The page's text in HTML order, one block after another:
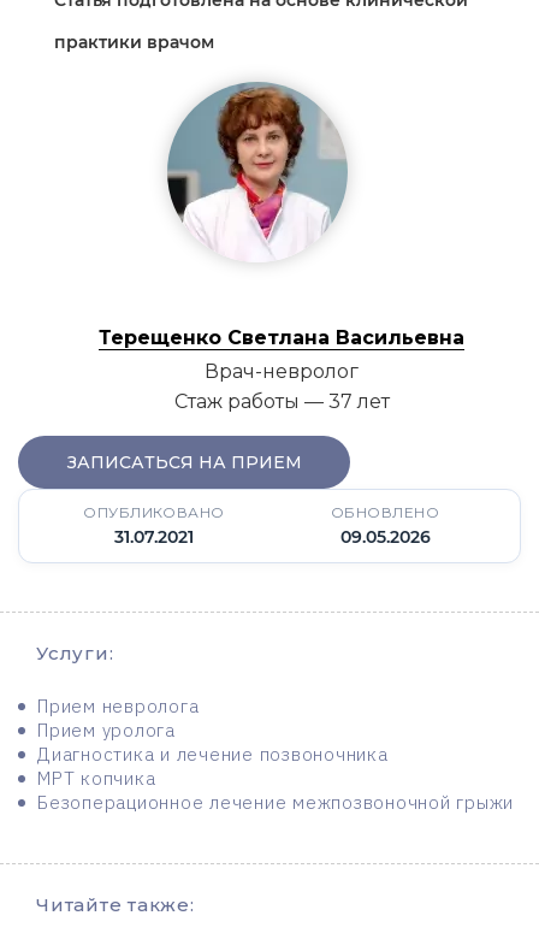
практики врачом
Терещенко Светлана Васильевна
Врач-невролог
Стаж работы — 37 лет
ЗАПИСАТЬСЯ НА ПРИЕМ
ОПУБЛИКОВАНО
31.07.2021
ОБНОВЛЕНО
09.05.2026
Услуги:
Прием невролога
Прием уролога
Диагностика и лечение позвоночника
МРТ копчика
Безоперационное лечение межпозвоночной грыжи
Читайте также: